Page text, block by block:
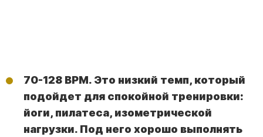
70-128 BPM. Это низкий темп, который
подойдет для спокойной тренировки:
йоги, пилатеса, изометрической
нагрузки. Под него хорошо выполнять